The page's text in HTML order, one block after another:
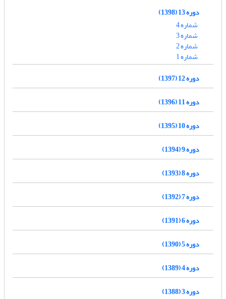
دوره 13 (1398)
شماره 4
شماره 3
شماره 2
شماره 1
دوره 12 (1397)
دوره 11 (1396)
دوره 10 (1395)
دوره 9 (1394)
دوره 8 (1393)
دوره 7 (1392)
دوره 6 (1391)
دوره 5 (1390)
دوره 4 (1389)
دوره 3 (1388)